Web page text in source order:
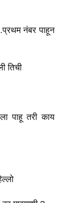
नंबर पाहून
तिची
पाहू तरी काय